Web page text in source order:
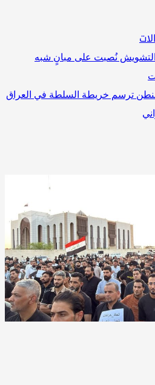
نُصبت على مبانٍ شبه
ترسم خريطة السلطة في العراق